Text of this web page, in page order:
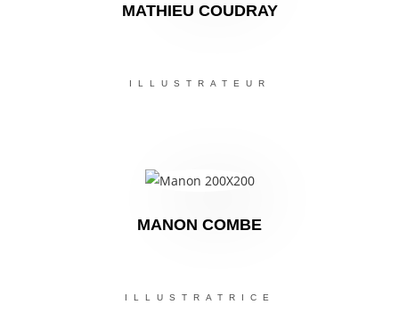
MATHIEU COUDRAY
ILLUSTRATEUR
MANON COMBE
ILLUSTRATRICE